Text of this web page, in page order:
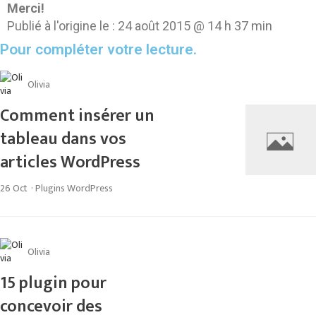
Merci!
Publié à l'origine le : 24 août 2015 @ 14 h 37 min
Pour compléter votre lecture.
Olivia
Comment insérer un
tableau dans vos
articles WordPress
26 Oct ·Plugins WordPress
Olivia
15 plugin pour
concevoir des